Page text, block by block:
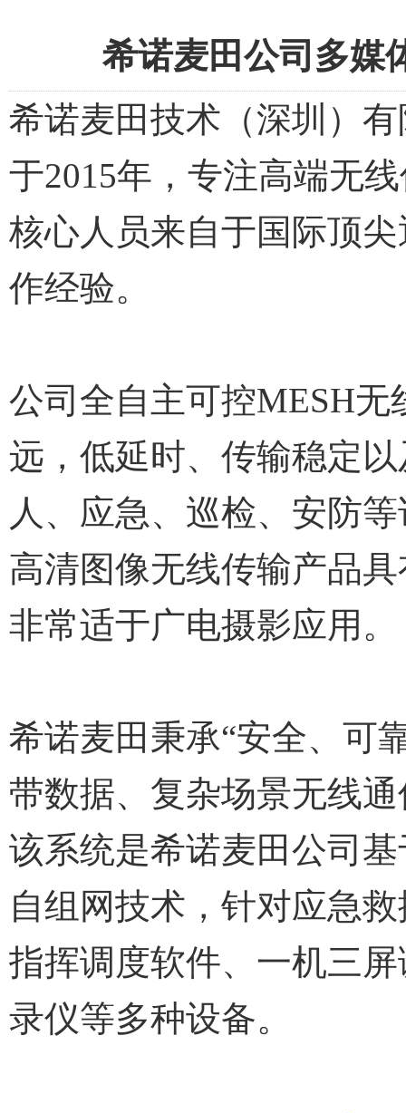
希诺麦田公司多媒
希诺麦田技术（深圳）
于2015年，专注高端无
核心人员来自于国际顶
作经验。
公司全自主可控MESH
远，低延时、传输稳定
人、应急、巡检、安防
高清图像无线传输产品
非常适于广电摄影应用。
希诺麦田秉承“安全、可
带数据、复杂场景无线
该系统是希诺麦田公司
自组网技术，针对应急
指挥调度软件、一机三
录仪等多种设备。